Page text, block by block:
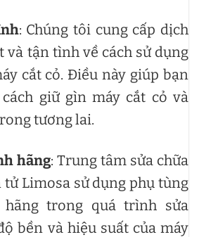
: Chúng tôi cung cấp dịch
và tận tình về cách sử dụng
cắt cỏ. Điều này giúp bạn
giữ gìn máy cắt cỏ và
tương lai.
hãng: Trung tâm sửa chữa
Limosa sử dụng phụ tùng
trong quá trình sửa
bền và hiệu suất của máy